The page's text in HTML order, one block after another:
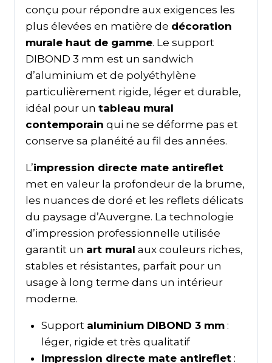
conçu pour répondre aux exigences les
plus élevées en matière de décoration
murale haut de gamme. Le support
DIBOND 3 mm est un sandwich
d’aluminium et de polyéthylène
particulièrement rigide, léger et durable,
idéal pour un tableau mural
contemporain qui ne se déforme pas et
conserve sa planéité au fil des années.
L’impression directe mate antireflet
met en valeur la profondeur de la brume,
les nuances de doré et les reflets délicats
du paysage d’Auvergne. La technologie
d’impression professionnelle utilisée
garantit un art mural aux couleurs riches,
stables et résistantes, parfait pour un
usage à long terme dans un intérieur
moderne.
Support aluminium DIBOND 3 mm:
léger, rigide et très qualitatif
Impression directe mate antireflet: